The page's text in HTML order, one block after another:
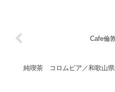
事。もちろん現在は開通している
ので...
Cafe倫
純喫茶 コロムビア／和歌山